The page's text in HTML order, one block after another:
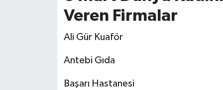
Veren Firmalar
Ali Gür Kuaför
Antebi Gıda
Başarı Hastanesi